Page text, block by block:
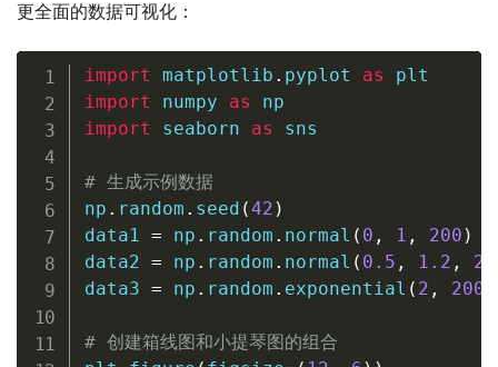
更全面的数据可视化：
import matplotlib . pyplot as
import numpy as
import seaborn as sns
# 生成示例数据
np . random . seed (42 )
data1 = np . random . normal ( 0 , 1 , 200 )
data2 = np . random . normal ( 0.5 , 1.2 ,
data3 = np . random . exponential ( 2 , 200
# 创建箱线图和小提琴图的组合